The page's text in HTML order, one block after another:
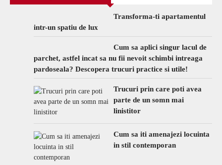
Transforma-ti apartamentul
intr-un spatiu de lux
Cum sa aplici singur lacul de
parchet, astfel incat sa nu fii nevoit schimbi intreaga
pardoseala? Descopera trucuri practice si utile!
Trucuri prin care poti avea
parte de un somn mai
linistitor
Cum sa iti amenajezi locuinta
in stil contemporan